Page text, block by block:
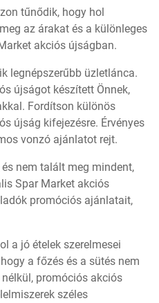
tűnődik, hogy hol
az árakat és a különleges
akciós újságban.
legnépszerűbb üzletlánca.
újságot készített Önnek,
Fordítson különös
újság kifejezésre. Érvényes
vonzó ajánlatot rejt.
nem talált meg mindent,
Spar Market akciós
promóciós ajánlatait,
a jó ételek szerelmesei
a főzés és a sütés nem
promóciós akciós
széles